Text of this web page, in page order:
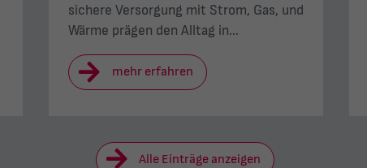
sichere Versorgung mit Strom, Gas, und
Wärme prägen den Alltag in…
mehr erfahren
Alle Einträge anzeigen